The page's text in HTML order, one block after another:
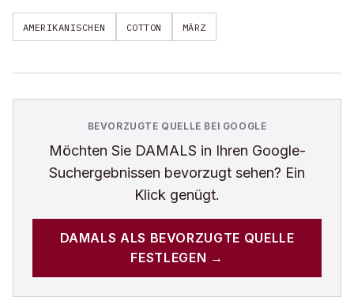
AMERIKANISCHEN COTTON MÄRZ
BEVORZUGTE QUELLE BEI GOOGLE
Möchten Sie DAMALS in Ihren Google-
Suchergebnissen bevorzugt sehen? Ein
Klick genügt.
DAMALS ALS BEVORZUGTE QUELLE
FESTLEGEN →